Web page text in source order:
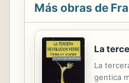
Más obras de
La
La
gentica